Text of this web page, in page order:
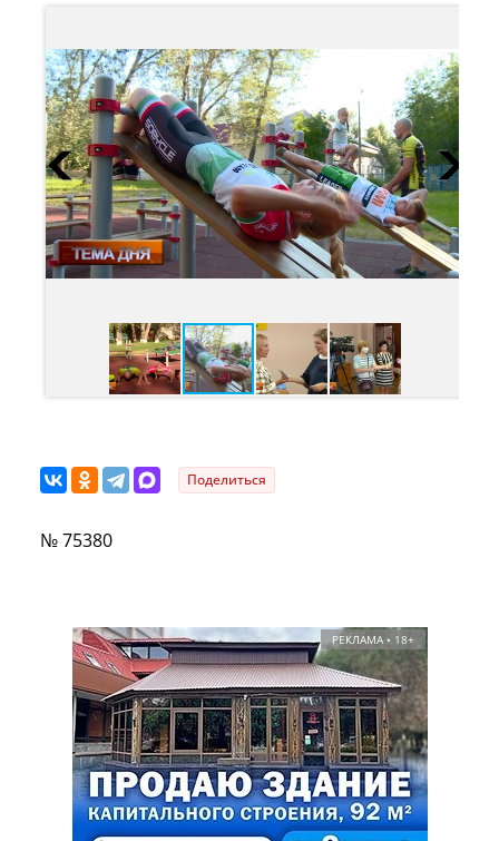
Поделиться
№ 75380
РЕКЛАМА • 18+